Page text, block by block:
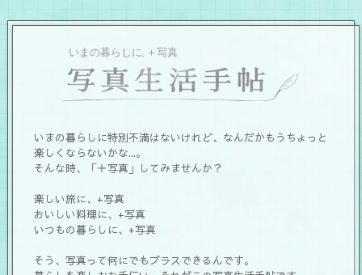
いまの暮らしに特別不満はないけれど、なんだかもうちょっと
楽しくならないかな...。
そんな時、「＋写真」してみませんか？
楽しい旅に、+写真
おいしい料理に、+写真
いつもの暮らしに、+写真
そう、写真って何にでもプラスできるんです。